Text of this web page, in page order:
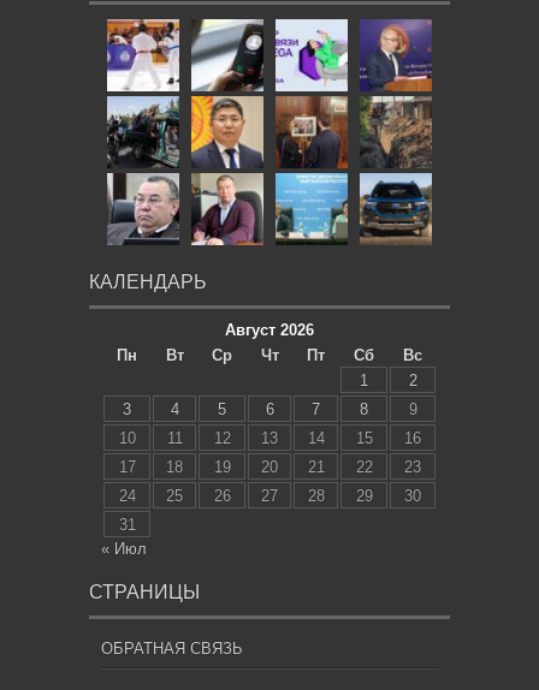
КАЛЕНДАРЬ
Август 2026
Пн
Вт Ср Чт Пт Сб
Вс
1
2
3
4 5 6 7 8
9
10
11 12 13 14 15
16
17
18 19 20 21 22
23
24
25 26 27 28 29
30
31
« Июл
СТРАНИЦЫ
ОБРАТНАЯ СВЯЗЬ